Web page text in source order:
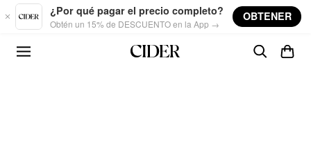
Skip to main content
¿Por qué pagar el precio completo?
Obtén un 15% de DESCUENTO en la App →
OBTENER